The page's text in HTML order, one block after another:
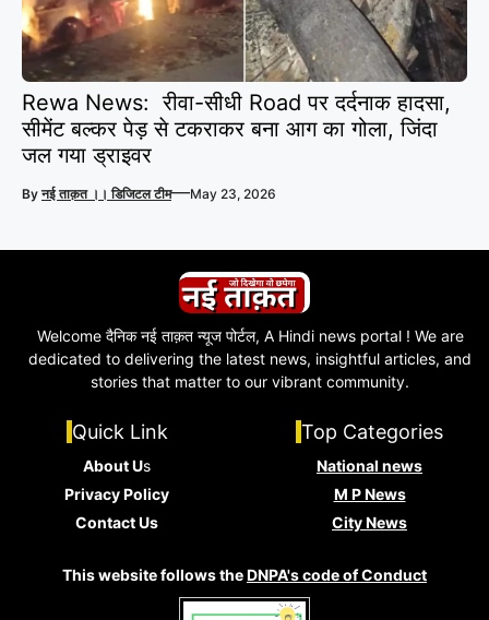
Rewa News: रीवा-सीधी Road पर दर्दनाक हादसा,
सीमेंट बल्कर पेड़ से टकराकर बना आग का गोला, जिंदा
जल गया ड्राइवर
Byनई ताक़त ।। डिजिटल टीम—May 23, 2026
Welcome दैनिक नई ताक़त न्यूज पोर्टल, A Hindi news portal ! We are
dedicated to delivering the latest news, insightful articles, and
stories that matter to our vibrant community.
Quick Link
About Us
Privacy Policy
Contact Us
Top Categories
National news
M P News
City News
This website follows theDNPA's code of Conduct